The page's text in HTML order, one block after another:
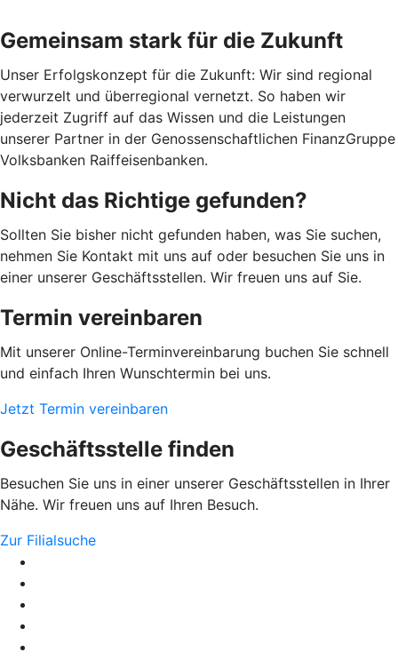
Gemeinsam stark für die Zukunft
Unser Erfolgskonzept für die Zukunft: Wir sind regional
verwurzelt und überregional vernetzt. So haben wir
jederzeit Zugriff auf das Wissen und die Leistungen
unserer Partner in der Genossenschaftlichen FinanzGruppe
Volksbanken Raiffeisenbanken.
Nicht das Richtige gefunden?
Sollten Sie bisher nicht gefunden haben, was Sie suchen,
nehmen Sie Kontakt mit uns auf oder besuchen Sie uns in
einer unserer Geschäftsstellen. Wir freuen uns auf Sie.
Termin vereinbaren
Mit unserer Online-Terminvereinbarung buchen Sie schnell
und einfach Ihren Wunschtermin bei uns.
Jetzt Termin vereinbaren
Geschäftsstelle finden
Besuchen Sie uns in einer unserer Geschäftsstellen in Ihrer
Nähe. Wir freuen uns auf Ihren Besuch.
Zur Filialsuche